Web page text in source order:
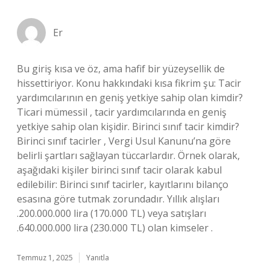
Er
Bu giriş kısa ve öz, ama hafif bir yüzeysellik de
hissettiriyor. Konu hakkındaki kısa fikrim şu: Tacir
yardımcılarının en geniş yetkiye sahip olan kimdir?
Ticari mümessil , tacir yardımcılarında en geniş
yetkiye sahip olan kişidir. Birinci sınıf tacir kimdir?
Birinci sınıf tacirler , Vergi Usul Kanunu’na göre
belirli şartları sağlayan tüccarlardır. Örnek olarak,
aşağıdaki kişiler birinci sınıf tacir olarak kabul
edilebilir: Birinci sınıf tacirler, kayıtlarını bilanço
esasına göre tutmak zorundadır. Yıllık alışları
.200.000.000 lira (170.000 TL) veya satışları
.640.000.000 lira (230.000 TL) olan kimseler .
Temmuz 1, 2025 Yanıtla